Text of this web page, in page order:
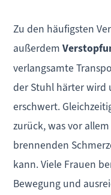
Zu den häufigsten
außerdem
verlangsamte
der Stuhl härter wird
erschwert.
zurück, was vor
brennenden
kann. Viele Frauen
Bewegung und